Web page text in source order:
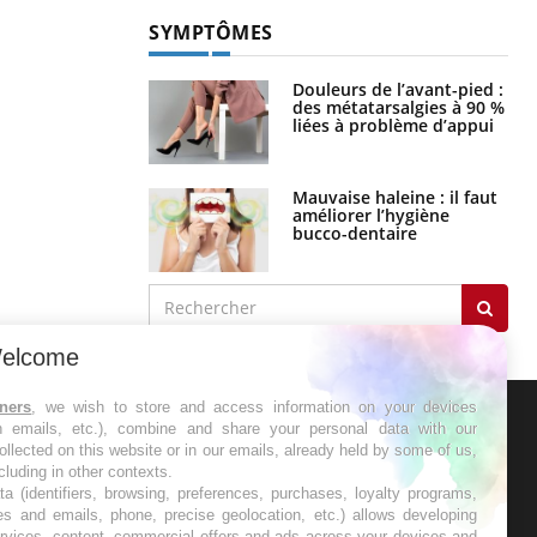
SYMPTÔMES
Douleurs de l’avant-pied :
des métatarsalgies à 90 %
liées à problème d’appui
Mauvaise haleine : il faut
améliorer l’hygiène
bucco-dentaire
les semaines les meilleures
, we wish to store and access information on your devices
emails, etc.), combine and share your personal data with our
on this website or in our emails, already held by some of us,
in other contexts.
(identifiers, browsing, preferences, purchases, loyalty programs,
and emails, phone, precise geolocation, etc.) allows developing